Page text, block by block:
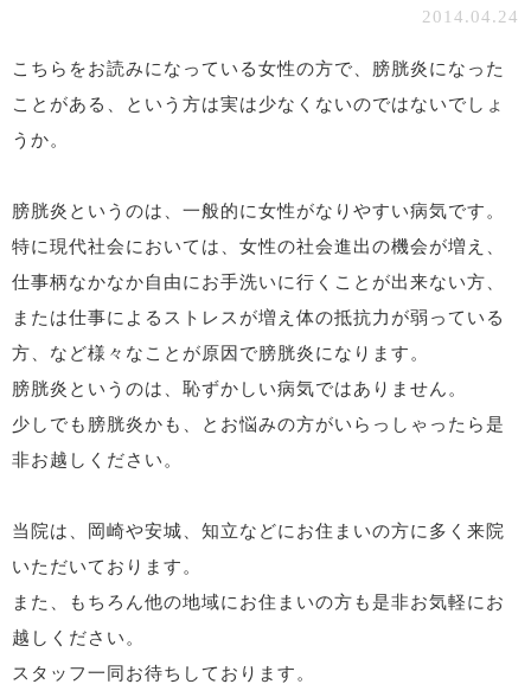
2014.04.24
こちらをお読みになっている女性の方で、膀胱炎になった
ことがある、という方は実は少なくないのではないでしょ
うか。
膀胱炎というのは、一般的に女性がなりやすい病気です。
特に現代社会においては、女性の社会進出の機会が増え、
仕事柄なかなか自由にお手洗いに行くことが出来ない方、
または仕事によるストレスが増え体の抵抗力が弱っている
方、など様々なことが原因で膀胱炎になります。
膀胱炎というのは、恥ずかしい病気ではありません。
少しでも膀胱炎かも、とお悩みの方がいらっしゃったら是
非お越しください。
当院は、岡崎や安城、知立などにお住まいの方に多く来院
いただいております。
また、もちろん他の地域にお住まいの方も是非お気軽にお
越しください。
スタッフ一同お待ちしております。